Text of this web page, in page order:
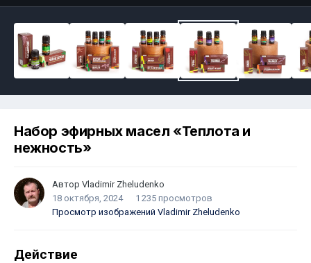
Набор эфирных масел «Теплота и
нежность»
Автор Vladimir Zheludenko
18 октября, 2024
1 235 просмотров
Просмотр изображений Vladimir Zheludenko
Действие